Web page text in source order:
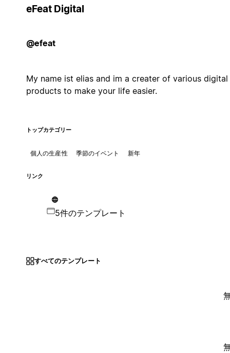
eFeat Digital
@efeat
My name ist elias and im a creater of various digital
products to make your life easier.
トップカテゴリー
個人の生産性 季節のイベント 新年
リンク
5件のテンプレート
すべてのテンプレート